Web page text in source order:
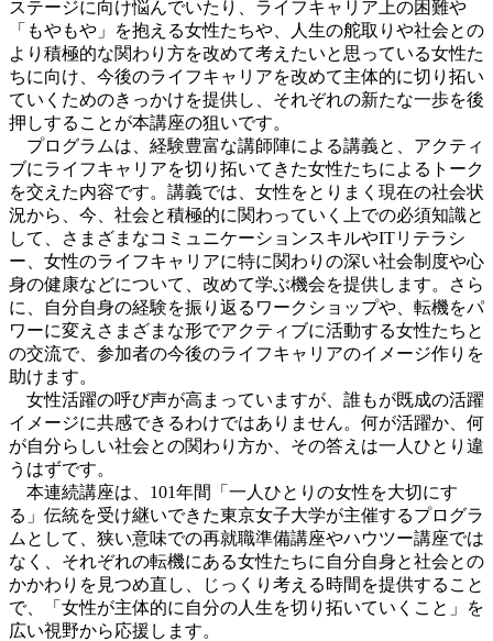
ステージに向け悩んでいたり、ライフキャリア上の困難や
「もやもや」を抱える女性たちや、人生の舵取りや社会との
より積極的な関わり方を改めて考えたいと思っている女性た
ちに向け、今後のライフキャリアを改めて主体的に切り拓い
ていくためのきっかけを提供し、それぞれの新たな一歩を後
押しすることが本講座の狙いです。
プログラムは、経験豊富な講師陣による講義と、アクティ
ブにライフキャリアを切り拓いてきた女性たちによるトーク
を交えた内容です。講義では、女性をとりまく現在の社会状
況から、今、社会と積極的に関わっていく上での必須知識と
して、さまざまなコミュニケーションスキルやITリテラシ
ー、女性のライフキャリアに特に関わりの深い社会制度や心
身の健康などについて、改めて学ぶ機会を提供します。さら
に、自分自身の経験を振り返るワークショップや、転機をパ
ワーに変えさまざまな形でアクティブに活動する女性たちと
の交流で、参加者の今後のライフキャリアのイメージ作りを
助けます。
女性活躍の呼び声が高まっていますが、誰もが既成の活躍
イメージに共感できるわけではありません。何が活躍か、何
が自分らしい社会との関わり方か、その答えは一人ひとり違
うはずです。
本連続講座は、101年間「一人ひとりの女性を大切にす
る」伝統を受け継いできた東京女子大学が主催するプログラ
ムとして、狭い意味での再就職準備講座やハウツー講座では
なく、それぞれの転機にある女性たちに自分自身と社会との
かかわりを見つめ直し、じっくり考える時間を提供すること
で、「女性が主体的に自分の人生を切り拓いていくこと」を
広い視野から応援します。